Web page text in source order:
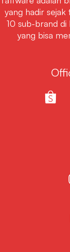
yang hadir
10 sub-brand di
yang bisa